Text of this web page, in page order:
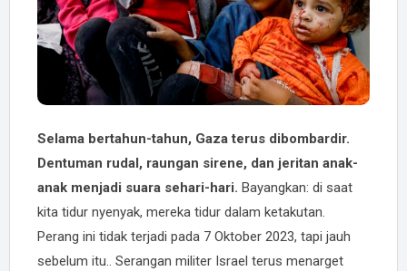
Selama bertahun-tahun, Gaza terus dibombardir.
Dentuman rudal, raungan sirene, dan jeritan anak-
anak menjadi suara sehari-hari. Bayangkan: di saat
kita tidur nyenyak, mereka tidur dalam ketakutan.
Perang ini tidak terjadi pada 7 Oktober 2023, tapi jauh
sebelum itu.. Serangan militer Israel terus menarget